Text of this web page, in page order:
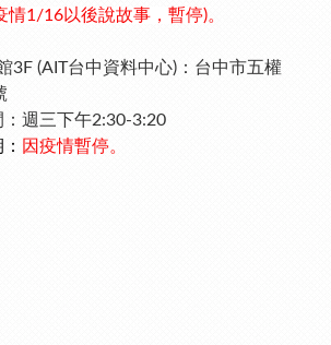
情1/16以後說故事，暫停)。
3F (AIT台中資料中心)：台中市五權
：週三下午2:30-3:20
因疫情暫停。